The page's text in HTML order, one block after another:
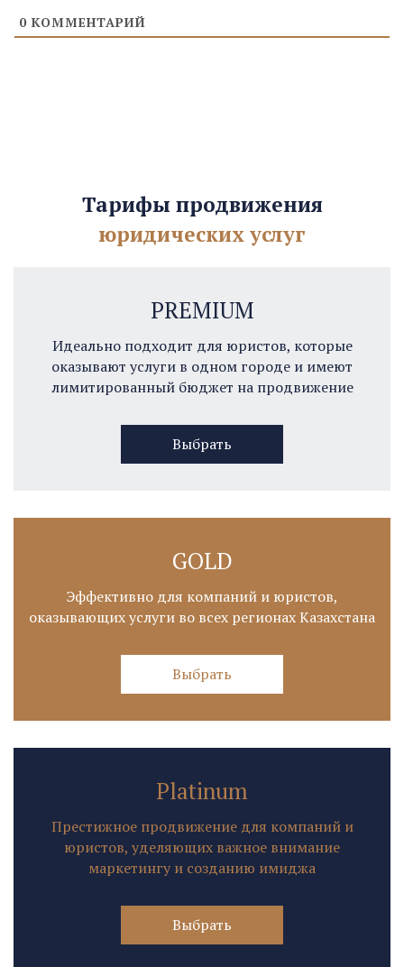
0 КОММЕНТАРИЙ
Тарифы продвижения
юридических услуг
PREMIUM
Идеально подходит для юристов, которые
оказывают услуги в одном городе и имеют
лимитированный бюджет на продвижение
Выбрать
GOLD
Эффективно для компаний и юристов,
оказывающих услуги во всех регионах Казахстана
Выбрать
Platinum
Престижное продвижение для компаний и
юристов, уделяющих важное внимание
маркетингу и созданию имиджа
Выбрать